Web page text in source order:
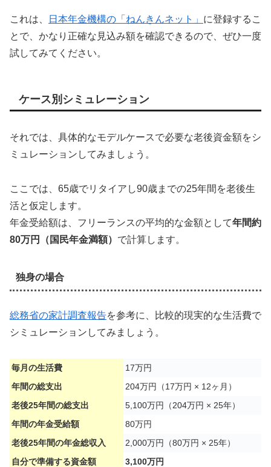
これは、 日本年金機構の「ねんきんネット」 に登録するこ
とで、かなり正確な見込み額を確認できるので、ぜひ一度
試してみてください。
ケース別シミュレーション
それでは、具体的なモデルケースで必要な老後資金額をシ
ミュレーションしてみましょう。
ここでは、65歳でリタイアし90歳までの25年間を老後生
活と仮定します。
年金受給額は、フリーランスの平均的な金額として年間約
80万円（国民年金満額） で計算します。
独身の場合
総務省の家計調査報告を参考に、比較的現実的な生活費で
シミュレーションしてみましょう。
毎月の生活費
17万円
年間の総支出
204万円（17万円 × 12ヶ月）
老後25年間の総支出
5,100万円（204万円 × 25年）
年間の年金受給額
80万円
老後25年間の年金総収入
2,000万円（80万円 × 25年）
自分で準備する資金額
3,100万円